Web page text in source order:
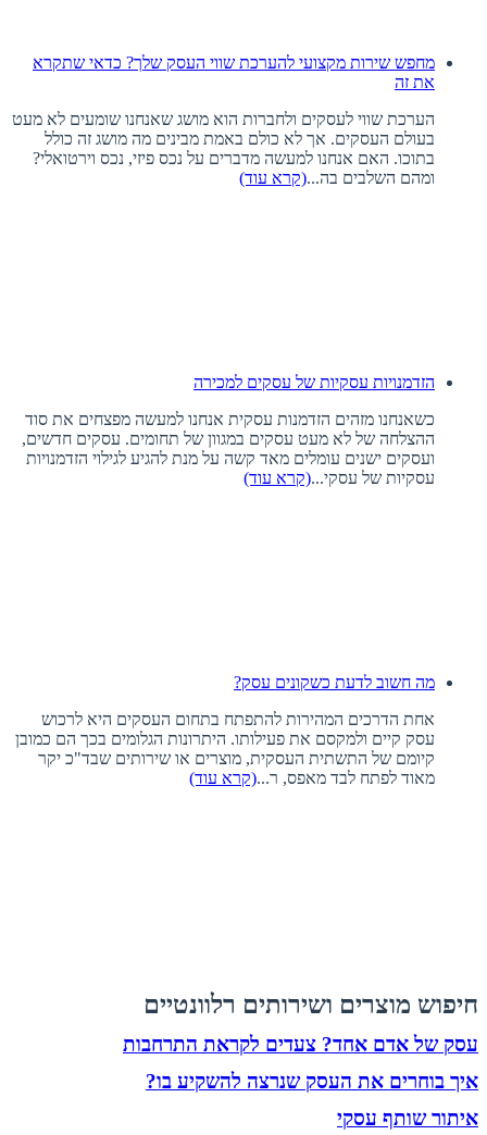
מחפש שירות מקצועי להערכת שווי העסק שלך? כדאי שתקרא
את זה
הערכת שווי לעסקים ולחברות הוא מושג שאנחנו שומעים לא מעט
בעולם העסקים. אך לא כולם באמת מבינים מה מושג זה כולל
בתוכו. האם אנחנו למעשה מדברים על נכס פיזי, נכס וירטואלי?
ומהם השלבים בה...(קרא עוד)
הזדמנויות עסקיות של עסקים למכירה
כשאנחנו מזהים הזדמנות עסקית אנחנו למעשה מפצחים את סוד
ההצלחה של לא מעט עסקים במגוון של תחומים. עסקים חדשים,
ועסקים ישנים עומלים מאד קשה על מנת להגיע לגילוי הזדמנויות
עסקיות של עסקי...(קרא עוד)
מה חשוב לדעת כשקונים עסק?
אחת הדרכים המהירות להתפתח בתחום העסקים היא לרכוש
עסק קיים ולמקסם את פעילותו. היתרונות הגלומים בכך הם כמובן
קיומם של התשתית העסקית, מוצרים או שירותים שבד"כ יקר
מאוד לפתח לבד מאפס, ר...(קרא עוד)
חיפוש מוצרים ושירותים רלוונטיים
עסק של אדם אחד? צעדים לקראת התרחבות
איך בוחרים את העסק שנרצה להשקיע בו?
איתור שותף עסקי